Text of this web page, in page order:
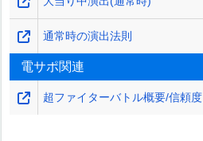
通常時の演出法則
電サポ関連
超ファイターバトル概要/信頼度